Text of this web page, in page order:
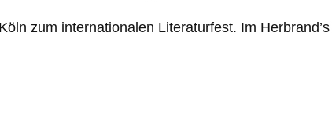
zum internationalen Literaturfest. Im